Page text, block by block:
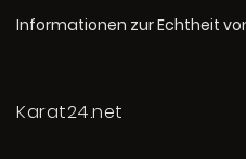
Informationen zur Echtheit
Karat24.net